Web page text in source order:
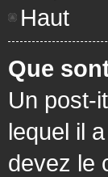
Haut
Que
Un post-
lequel il
devez le